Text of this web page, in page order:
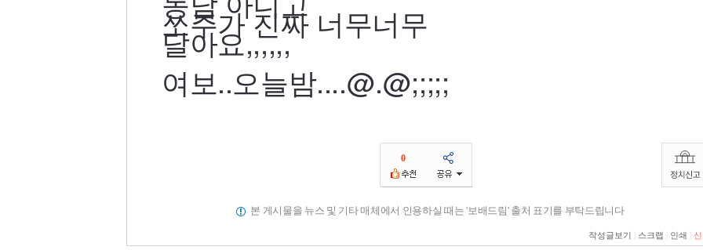
쏘주가 진짜 너무너무
달아요,,,,,,
여보..오늘밤....@.@;;;;;
0
본 게시물을 뉴스 및 기타 매체에서 인용하실 때는 '보배드림' 출처 표기를 부탁드립니다
작성글보기 스크랩 인쇄